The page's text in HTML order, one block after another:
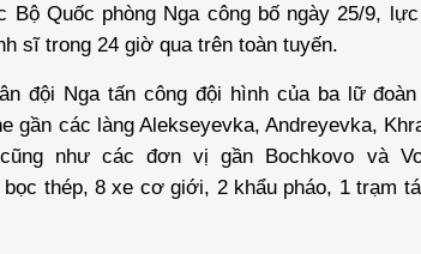
Quốc phòng Nga công bố ngày 25/9,
sĩ trong 24 giờ qua trên toàn tuyến.
đội Nga tấn công đội hình của ba lữ
gần các làng Alekseyevka, Andreyevka,
như các đơn vị gần Bochkovo và
thép, 8 xe cơ giới, 2 khẩu pháo, 1 trạm